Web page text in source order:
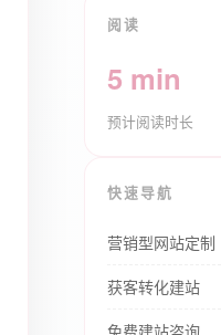
阅读
5 min
预计阅读时长
快速导航
营销型网站定制
获客转化建站
免费建站咨询